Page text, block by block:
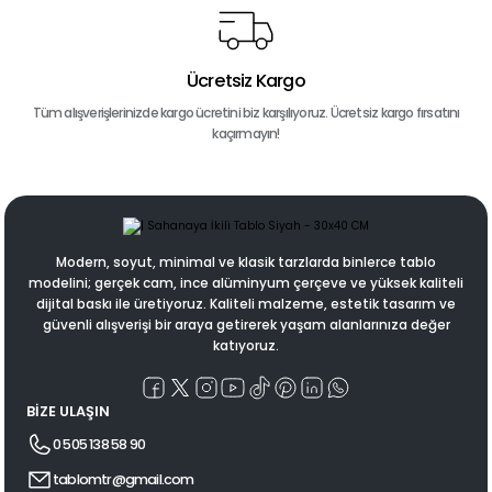
Ücretsiz Kargo
Tüm alışverişlerinizde kargo ücretini biz karşılıyoruz. Ücretsiz kargo fırsatını
kaçırmayın!
Modern, soyut, minimal ve klasik tarzlarda binlerce tablo
modelini; gerçek cam, ince alüminyum çerçeve ve yüksek kaliteli
dijital baskı ile üretiyoruz. Kaliteli malzeme, estetik tasarım ve
güvenli alışverişi bir araya getirerek yaşam alanlarınıza değer
katıyoruz.
BİZE ULAŞIN
0 505 138 58 90
tablomtr@gmail.com